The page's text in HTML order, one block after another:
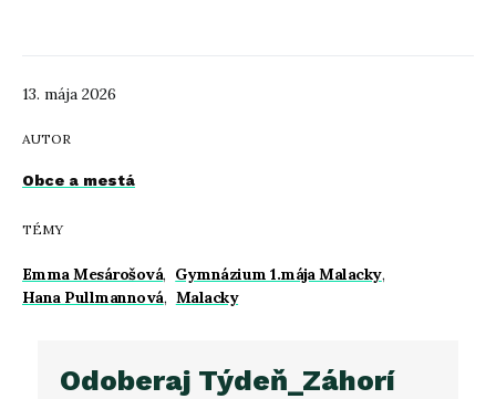
13. mája 2026
AUTOR
Obce a mestá
TÉMY
Emma Mesárošová, Gymnázium 1.mája Malacky,
Hana Pullmannová, Malacky
Odoberaj Týdeň_Záhorí